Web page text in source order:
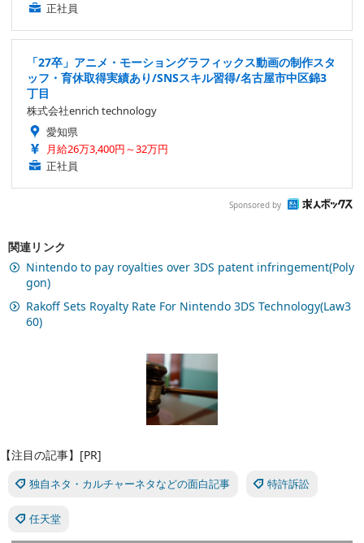
正社員
「27卒」アニメ・モーショングラフィックス動画の制作スタ
ッフ・育休取得実績あり/SNSスキル習得/名古屋市中区錦3
丁目
株式会社enrich technology
愛知県
月給26万3,400円～32万円
正社員
Sponsored by
関連リンク
Nintendo to pay royalties over 3DS patent infringement(Poly
gon)
Rakoff Sets Royalty Rate For Nintendo 3DS Technology(Law3
60)
【注目の記事】[PR]
独自ネタ・カルチャーネタなどの面白記事 特許訴訟
任天堂